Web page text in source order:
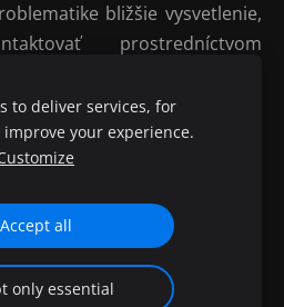
bližšie vysvetlenie,
prostredníctvom
cookie
4B Software, s.r.o. Všetky
vyhradené.
to deliver services, for
your experience.
Accept all
only essential